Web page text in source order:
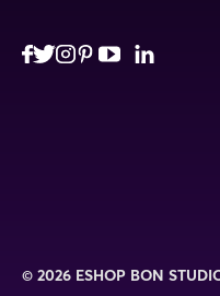
© 2026 ESHOP BON